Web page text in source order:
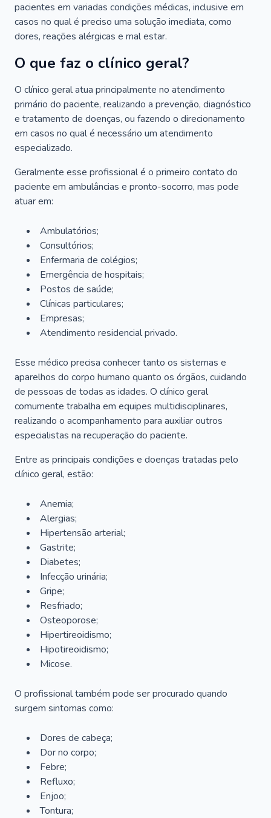
pacientes em variadas condições médicas, inclusive em
casos no qual é preciso uma solução imediata, como
dores, reações alérgicas e mal estar.
O que faz o clínico geral?
O clínico geral atua principalmente no atendimento
primário do paciente, realizando a prevenção, diagnóstico
e tratamento de doenças, ou fazendo o direcionamento
em casos no qual é necessário um atendimento
especializado.
Geralmente esse profissional é o primeiro contato do
paciente em ambulâncias e pronto-socorro, mas pode
atuar em:
Ambulatórios;
Consultórios;
Enfermaria de colégios;
Emergência de hospitais;
Postos de saúde;
Clínicas particulares;
Empresas;
Atendimento residencial privado.
Esse médico precisa conhecer tanto os sistemas e
aparelhos do corpo humano quanto os órgãos, cuidando
de pessoas de todas as idades. O clínico geral
comumente trabalha em equipes multidisciplinares,
realizando o acompanhamento para auxiliar outros
especialistas na recuperação do paciente.
Entre as principais condições e doenças tratadas pelo
clínico geral, estão:
Anemia;
Alergias;
Hipertensão arterial;
Gastrite;
Diabetes;
Infecção urinária;
Gripe;
Resfriado;
Osteoporose;
Hipertireoidismo;
Hipotireoidismo;
Micose.
O profissional também pode ser procurado quando
surgem sintomas como:
Dores de cabeça;
Dor no corpo;
Febre;
Refluxo;
Enjoo;
Tontura;